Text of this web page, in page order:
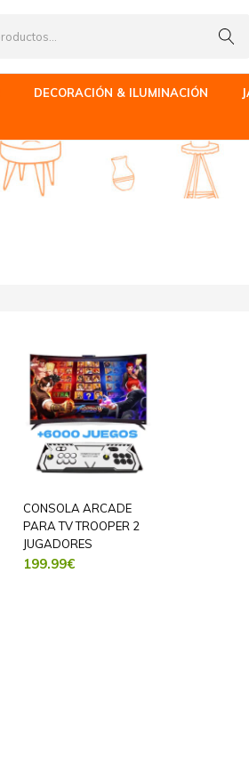
DECORACIÓN & ILUMINACIÓN
CONSOLA ARCADE
PARA TV TROOPER 2
JUGADORES
199.99€